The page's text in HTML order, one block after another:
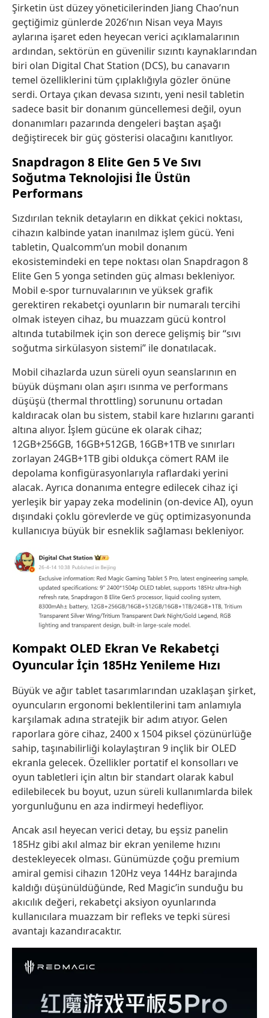
Şirketin üst düzey yöneticilerinden Jiang Chao’nun
geçtiğimiz günlerde 2026’nın Nisan veya Mayıs
aylarına işaret eden heyecan verici açıklamalarının
ardından, sektörün en güvenilir sızıntı kaynaklarından
biri olan Digital Chat Station (DCS), bu canavarın
temel özelliklerini tüm çıplaklığıyla gözler önüne
serdi. Ortaya çıkan devasa sızıntı, yeni nesil tabletin
sadece basit bir donanım güncellemesi değil, oyun
donanımları pazarında dengeleri baştan aşağı
değiştirecek bir güç gösterisi olacağını kanıtlıyor.
Snapdragon 8 Elite Gen 5 Ve Sıvı
Soğutma Teknolojisi İle Üstün
Performans
Sızdırılan teknik detayların en dikkat çekici noktası,
cihazın kalbinde yatan inanılmaz işlem gücü. Yeni
tabletin, Qualcomm’un mobil donanım
ekosistemindeki en tepe noktası olan Snapdragon 8
Elite Gen 5 yonga setinden güç alması bekleniyor.
Mobil e-spor turnuvalarının ve yüksek grafik
gerektiren rekabetçi oyunların bir numaralı tercihi
olmak isteyen cihaz, bu muazzam gücü kontrol
altında tutabilmek için son derece gelişmiş bir “sıvı
soğutma sirkülasyon sistemi” ile donatılacak.
Mobil cihazlarda uzun süreli oyun seanslarının en
büyük düşmanı olan aşırı ısınma ve performans
düşüşü (thermal throttling) sorununu ortadan
kaldıracak olan bu sistem, stabil kare hızlarını garanti
altına alıyor. İşlem gücüne ek olarak cihaz;
12GB+256GB, 16GB+512GB, 16GB+1TB ve sınırları
zorlayan 24GB+1TB gibi oldukça cömert RAM ile
depolama konfigürasyonlarıyla raflardaki yerini
alacak. Ayrıca donanıma entegre edilecek cihaz içi
yerleşik bir yapay zeka modelinin (on-device AI), oyun
dışındaki çoklu görevlerde ve güç optimizasyonunda
kullanıcıya büyük bir esneklik sağlaması bekleniyor.
Kompakt OLED Ekran Ve Rekabetçi
Oyuncular İçin 185Hz Yenileme Hızı
Büyük ve ağır tablet tasarımlarından uzaklaşan şirket,
oyuncuların ergonomi beklentilerini tam anlamıyla
karşılamak adına stratejik bir adım atıyor. Gelen
raporlara göre cihaz, 2400 x 1504 piksel çözünürlüğe
sahip, taşınabilirliği kolaylaştıran 9 inçlik bir OLED
ekranla gelecek. Özellikler portatif el konsolları ve
oyun tabletleri için altın bir standart olarak kabul
edilebilecek bu boyut, uzun süreli kullanımlarda bilek
yorgunluğunu en aza indirmeyi hedefliyor.
Ancak asıl heyecan verici detay, bu eşsiz panelin
185Hz gibi akıl almaz bir ekran yenileme hızını
destekleyecek olması. Günümüzde çoğu premium
amiral gemisi cihazın 120Hz veya 144Hz barajında
kaldığı düşünüldüğünde, Red Magic’in sunduğu bu
akıcılık değeri, rekabetçi aksiyon oyunlarında
kullanıcılara muazzam bir refleks ve tepki süresi
avantajı kazandıracaktır.